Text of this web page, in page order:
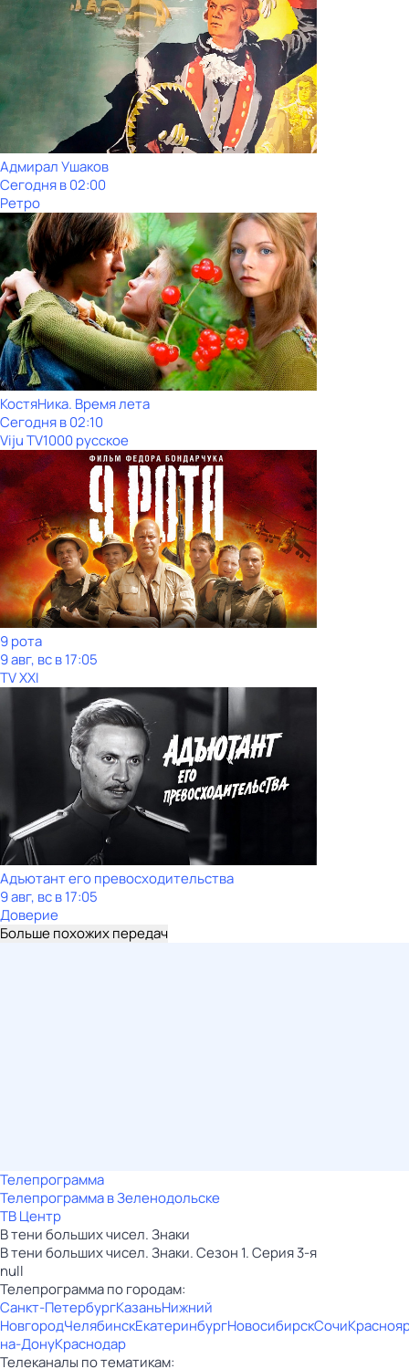
Адмирал Ушаков
Сегодня в 02:00
Ретро
КостяНика. Время лета
Сегодня в 02:10
Viju TV1000 русское
9 рота
9 авг, вс в 17:05
TV XXI
Адъютант его превосходительства
9 авг, вс в 17:05
Доверие
Больше похожих передач
Телепрограмма
Телепрограмма в Зеленодольске
ТВ Центр
В тени больших чисел. Знаки
В тени больших чисел. Знаки. Сезон 1. Серия 3-я
null
Телепрограмма по городам:
Санкт-ПетербургКазаньНижний
НовгородЧелябинскЕкатеринбургНовосибирскСочи
на-ДонуКраснодар
Телеканалы по тематикам: